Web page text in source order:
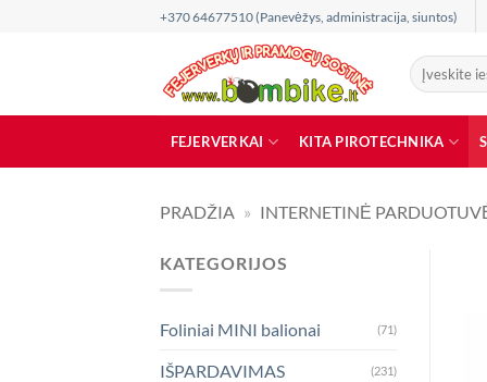
+370 64677510 (Panevėžys, administracija, siuntos)
Ieškoti:
FEJERVERKAI KITA PIROTECHNIKA
PRADŽIA » INTERNETINĖ
KATEGORIJOS
Foliniai MINI balionai (71)
IŠPARDAVIMAS (231)